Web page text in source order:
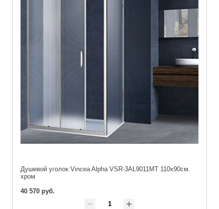
Душевой уголок Vincea Alpha VSR-3AL9011MT 110х90см.
хром
40 570 руб.